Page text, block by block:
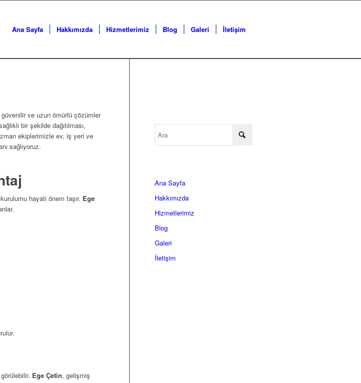
Ana Sayfa Hakkımızda Hizmetlerimiz Blog Galeri İletişim
ve uzun ömürlü çözümler
bir şekilde dağıtılması,
ekiplerimizle ev, iş yeri ve
sağlıyoruz.
hayati önem taşır. Ege
Ege Çetin, gelişmiş
Ana Sayfa
Hakkımızda
Hizmetlerimiz
Blog
Galeri
İletişim